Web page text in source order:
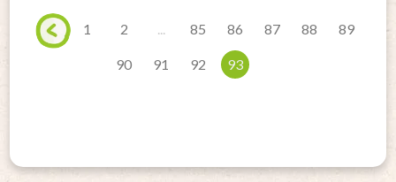
1 2 85 86 87 88 89
90 91 92 93